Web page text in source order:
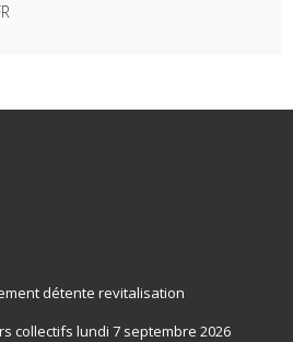
détente revitalisation
collectifs lundi 7 septembre 2026